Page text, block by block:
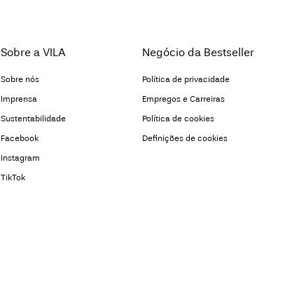
Sobre a VILA
Sobre nós
Imprensa
Sustentabilidade
Facebook
Instagram
TikTok
Negócio da Bestseller
Política de privacidade
Empregos e Carreiras
Política de cookies
Definições de cookies